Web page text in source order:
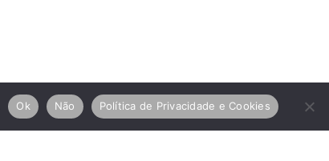
Ok Não Política de Privacidade e Cookies